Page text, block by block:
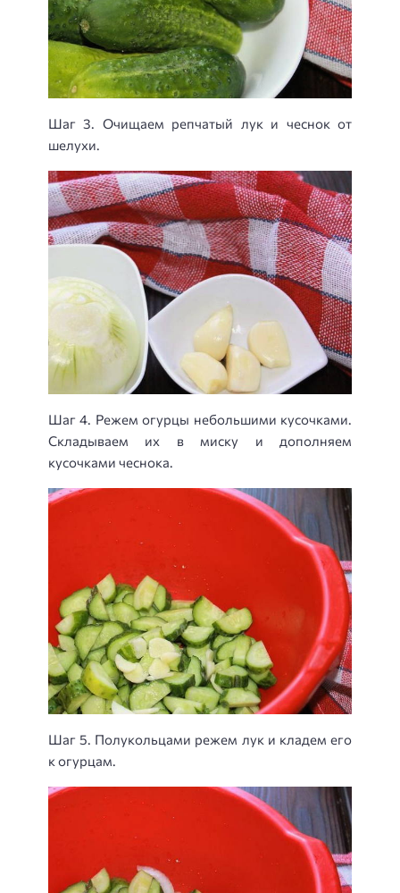
Шаг 3. Очищаем репчатый лук и чеснок от
шелухи.
Шаг 4. Режем огурцы небольшими кусочками.
Складываем их в миску и дополняем
кусочками чеснока.
Шаг 5. Полукольцами режем лук и кладем его
к огурцам.